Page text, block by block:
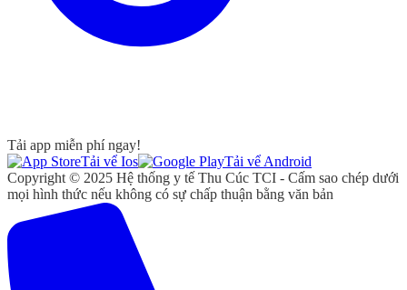
Tải app miễn phí ngay!
Tải vể Ios
Tải vể Android
Copyright © 2025 Hệ thống y tế Thu Cúc TCI - Cấm sao chép dưới
mọi hình thức nếu không có sự chấp thuận bằng văn bản